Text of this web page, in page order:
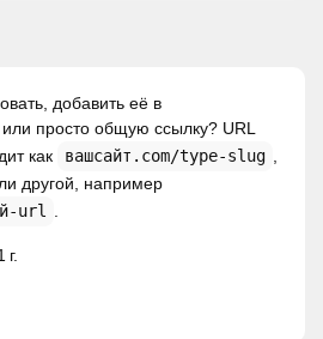
добавить её в
просто общую ссылку? URL
как
вашсайт.com/type-slug
другой, например
url